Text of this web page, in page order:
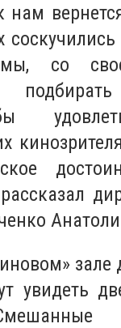
нам
со
зале
увидеть